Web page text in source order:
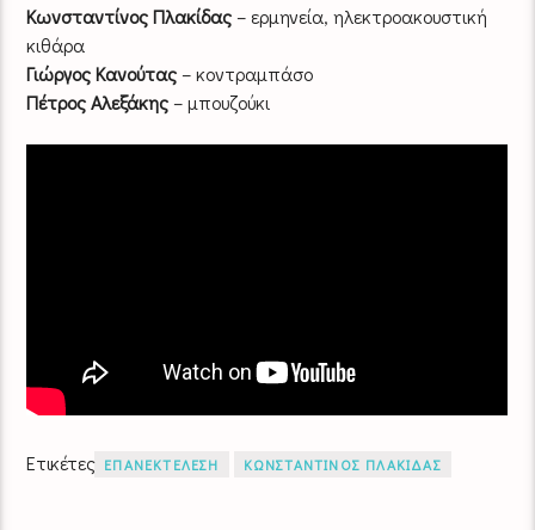
Κωνσταντίνος Πλακίδας – ερμηνεία, ηλεκτροακουστική
κιθάρα
Γιώργος Κανούτας – κοντραμπάσο
Πέτρος Αλεξάκης – μπουζούκι
Ετικέτες ΕΠΑΝΕΚΤΕΛΕΣΗ ΚΩΝΣΤΑΝΤΙΝΟΣ ΠΛΑΚΙΔΑΣ